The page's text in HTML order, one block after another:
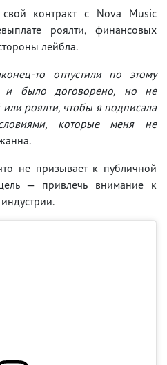
контракт с Nova Music
роялти, финансовых
лейбла.
то отпустили по этому
и было договорено, но не
роялти, чтобы я подписала
которые меня не
не призывает к публичной
— привлечь внимание к